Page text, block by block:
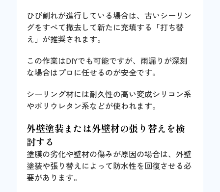
ひび割れが進行している場合は、古いシーリン
グをすべて撤去して新たに充填する「打ち替
え」が推奨されます。
この作業はDIYでも可能ですが、雨漏りが深刻
な場合はプロに任せるのが安全です。
シーリング材には耐久性の高い変成シリコン系
やポリウレタン系などが使われます。
外壁塗装または外壁材の張り替えを検
討する
塗膜の劣化や壁材の傷みが原因の場合は、外壁
塗装や張り替えによって防水性を回復させる必
要があります。